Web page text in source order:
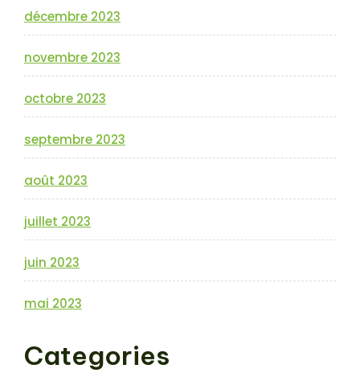
décembre 2023
novembre 2023
octobre 2023
septembre 2023
août 2023
juillet 2023
juin 2023
mai 2023
Categories